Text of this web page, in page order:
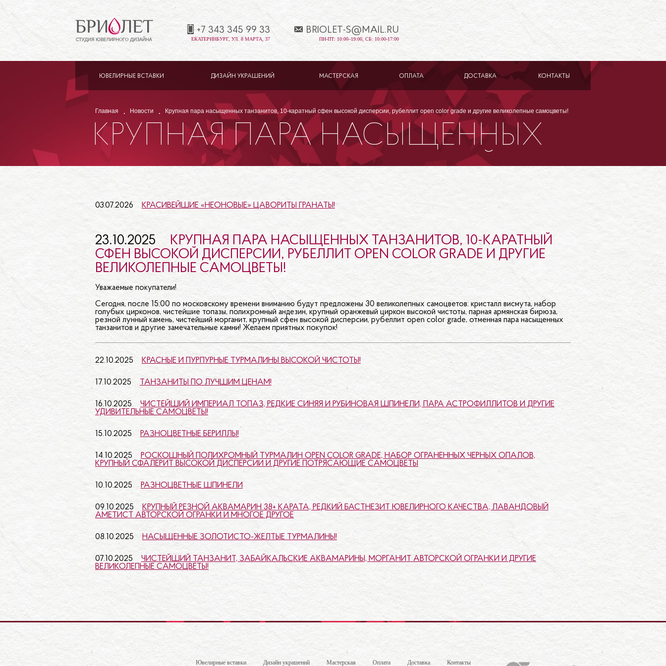
+7 343 345 99 33
ЕКАТЕРИНБУРГ, УЛ. 8 МАРТА, 37
BRIOLET-S@MAIL.RU
ПН-ПТ: 10:00–19:00, СБ: 10:00-17:00
ЮВЕЛИРНЫЕ ВСТАВКИ ДИЗАЙН УКРАШЕНИЙ МАСТЕРСКАЯ ОПЛАТА ДОСТАВКА КОНТАКТЫ
Главная Новости Крупная пара насыщенных танзанитов, 10-каратный сфен высокой дисперсии, рубеллит open color grade и другие великолепные самоцветы!
КРУПНАЯ ПАРА НАСЫЩЕННЫХ
ТАНЗАНИТОВ, 10-КАРАТНЫЙ СФЕН
ВЫСОКОЙ ДИСПЕРСИИ,
РУБЕЛЛИТ OPEN COLOR GRADE И
ДРУГИЕ ВЕЛИКОЛЕПНЫЕ
САМОЦВЕТЫ!
03.07.2026 КРАСИВЕЙШИЕ «НЕОНОВЫЕ» ЦАВОРИТЫ ГРАНАТЫ!
23.10.2025
КРУПНАЯ ПАРА НАСЫЩЕННЫХ ТАНЗАНИТОВ, 10-КАРАТНЫЙ
СФЕН ВЫСОКОЙ ДИСПЕРСИИ, РУБЕЛЛИТ OPEN COLOR GRADE И ДРУГИЕ
ВЕЛИКОЛЕПНЫЕ САМОЦВЕТЫ!
Уважаемые покупатели!
Сегодня, после 15:00 по московскому времени вниманию будут предложены 30 великолепных самоцветов: кристалл висмута, набор
голубых цирконов, чистейшие топазы, полихромный андезин, крупный оранжевый циркон высокой чистоты, парная армянская бирюза,
резной лунный камень, чистейший морганит, крупный сфен высокой дисперсии, рубеллит open color grade, отменная пара насыщенных
танзанитов и другие замечательные камни! Желаем приятных покупок!
22.10.2025 КРАСНЫЕ И ПУРПУРНЫЕ ТУРМАЛИНЫ ВЫСОКОЙ ЧИСТОТЫ!
17.10.2025 ТАНЗАНИТЫ ПО ЛУЧШИМ ЦЕНАМ!
16.10.2025
ЧИСТЕЙШИЙ ИМПЕРИАЛ ТОПАЗ, РЕДКИЕ СИНЯЯ И РУБИНОВАЯ ШПИНЕЛИ, ПАРА АСТРОФИЛЛИТОВ И ДРУГИЕ
УДИВИТЕЛЬНЫЕ САМОЦВЕТЫ!
15.10.2025 РАЗНОЦВЕТНЫЕ БЕРИЛЛЫ!
14.10.2025
РОСКОШНЫЙ ПОЛИХРОМНЫЙ ТУРМАЛИН OPEN COLOR GRADE, НАБОР ОГРАНЕННЫХ ЧЕРНЫХ ОПАЛОВ,
КРУПНЫЙ СФАЛЕРИТ ВЫСОКОЙ ДИСПЕРСИИ И ДРУГИЕ ПОТРЯСАЮЩИЕ САМОЦВЕТЫ
10.10.2025 РАЗНОЦВЕТНЫЕ ШПИНЕЛИ
09.10.2025
КРУПНЫЙ РЕЗНОЙ АКВАМАРИН 38+ КАРАТА, РЕДКИЙ БАСТНЕЗИТ ЮВЕЛИРНОГО КАЧЕСТВА, ЛАВАНДОВЫЙ
АМЕТИСТ АВТОРСКОЙ ОГРАНКИ И МНОГОЕ ДРУГОЕ
08.10.2025 НАСЫЩЕННЫЕ ЗОЛОТИСТО-ЖЕЛТЫЕ ТУРМАЛИНЫ!
07.10.2025
ЧИСТЕЙШИЙ ТАНЗАНИТ, ЗАБАЙКАЛЬСКИЕ АКВАМАРИНЫ, МОРГАНИТ АВТОРСКОЙ ОГРАНКИ И ДРУГИЕ
ВЕЛИКОЛЕПНЫЕ САМОЦВЕТЫ!
Ювелирные вставки Дизайн украшений Мастерская Оплата Доставка Контакты